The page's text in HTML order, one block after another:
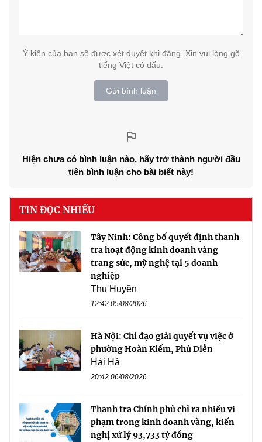
Ý kiến của bạn sẽ được xét duyệt khi đăng. Xin vui lòng gõ
tiếng Việt có dấu.
Gửi bình luận
Hiện chưa có bình luận nào, hãy trở thành người đầu
tiên bình luận cho bài biết này!
TIN ĐỌC NHIỀU
Tây Ninh: Công bố quyết định thanh
tra hoạt động kinh doanh vàng
trang sức, mỹ nghệ tại 5 doanh
nghiệp
Thu Huyền
12:42 05/08/2026
Hà Nội: Chỉ đạo giải quyết vụ việc ở
phường Hoàn Kiếm, Phú Diễn
Hải Hà
20:42 06/08/2026
Thanh tra Chính phủ chỉ ra nhiều vi
phạm trong kinh doanh vàng, kiến
nghị xử lý 93,733 tỷ đồng